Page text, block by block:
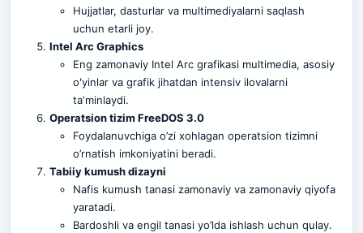
Hujjatlar, dasturlar va multimediyalarni saqlash
uchun etarli joy.
Intel Arc Graphics
Eng zamonaviy Intel Arc grafikasi multimedia, asosiy
oʻyinlar va grafik jihatdan intensiv ilovalarni
taʼminlaydi.
Operatsion tizim FreeDOS 3.0
Foydalanuvchiga o’zi xohlagan operatsion tizimni
o’rnatish imkoniyatini beradi.
Tabiiy kumush dizayni
Nafis kumush tanasi zamonaviy va zamonaviy qiyofa
yaratadi.
Bardoshli va engil tanasi yo’lda ishlash uchun qulay.